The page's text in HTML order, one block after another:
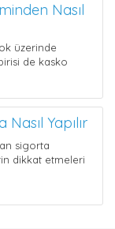
Nasıl
üzerinde
de kasko
in...
Yapılır
sigorta
dikkat etmeleri
biri ...